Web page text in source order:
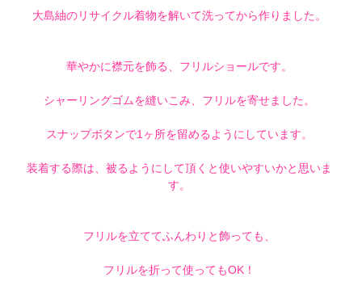
大島紬のリサイクル着物を解いて洗ってから作りました。
華やかに襟元を飾る、フリルショールです。
シャーリングゴムを縫いこみ、フリルを寄せました。
スナップボタンで1ヶ所を留めるようにしています。
装着する際は、被るようにして頂くと使いやすいかと思いま
す。
フリルを立ててふんわりと飾っても、
フリルを折って使ってもOK！